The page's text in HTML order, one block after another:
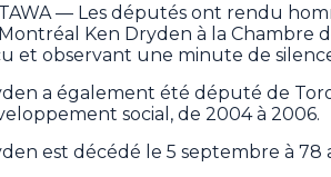
— Les députés ont rendu
Ken Dryden à la Chambre
et observant une minute de
a également été député de
social, de 2004 à 2006.
est décédé le 5 septembre à 78